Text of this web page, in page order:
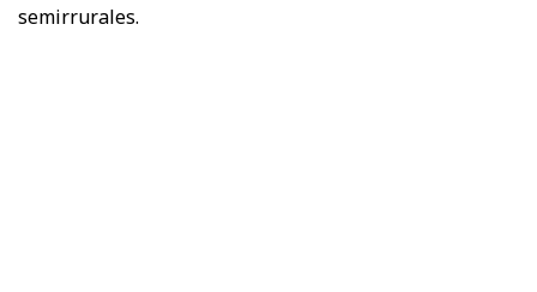
semirrurales.